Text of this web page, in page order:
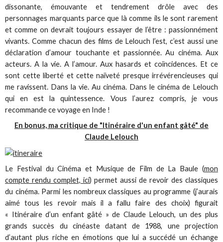
dissonante, émouvante et tendrement drôle avec des
personnages marquants parce que là comme ils le sont rarement
et comme on devrait toujours essayer de l’être : passionnément
vivants. Comme chacun des films de Lelouch l’est, c’est aussi une
déclaration d’amour touchante et passionnée. Au cinéma. Aux
acteurs. A la vie. A l’amour. Aux hasards et coïncidences. Et ce
sont cette liberté et cette naïveté presque irrévérencieuses qui
me ravissent. Dans la vie. Au cinéma. Dans le cinéma de Lelouch
qui en est la quintessence. Vous l’aurez compris, je vous
recommande ce voyage en Inde !
En bonus, ma critique de "Itinéraire d'un enfant gâté" de
Claude Lelouch
Le Festival du Cinéma et Musique de Film de La Baule (mon
compte rendu complet, ici) permet aussi de revoir des classiques
du cinéma. Parmi les nombreux classiques au programme (j’aurais
aimé tous les revoir mais il a fallu faire des choix) figurait
« Itinéraire d’un enfant gâté » de Claude Lelouch, un des plus
grands succès du cinéaste datant de 1988, une projection
d’autant plus riche en émotions que lui a succédé un échange